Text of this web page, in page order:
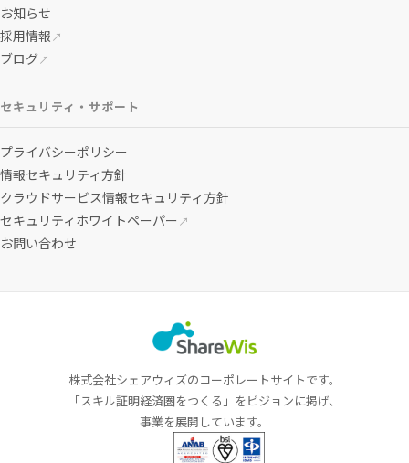
お知らせ
採用情報 ↗
ブログ↗
セキュリティ・サポート
プライバシーポリシー
情報セキュリティ方針
クラウドサービス情報セキュリティ方針
セキュリティホワイトペーパー ↗
お問い合わせ
株式会社シェアウィズのコーポレートサイトです。
「スキル証明経済圏をつくる」をビジョンに掲げ、
事業を展開しています。